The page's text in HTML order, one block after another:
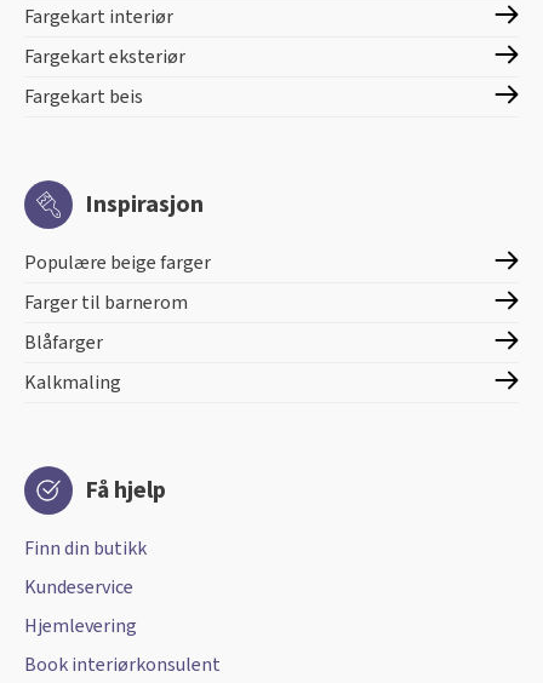
Fargekart interiør
Fargekart eksteriør
Fargekart beis
Inspirasjon
Populære beige farger
Farger til barnerom
Blåfarger
Kalkmaling
Få hjelp
Finn din butikk
Kundeservice
Hjemlevering
Book interiørkonsulent